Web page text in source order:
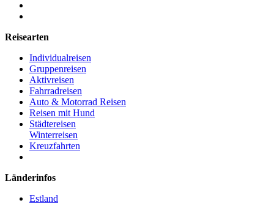
Reisearten
Individualreisen
Gruppenreisen
Aktivreisen
Fahrradreisen
Auto & Motorrad Reisen
Reisen mit Hund
Städtereisen
Winterreisen
Kreuzfahrten
Länderinfos
Estland